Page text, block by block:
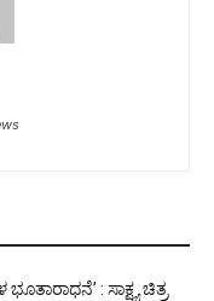
: ಸಾಕ್ಷ್ಯ ಚಿತ್ರ